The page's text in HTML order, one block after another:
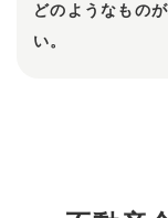
どのようなもの
い。